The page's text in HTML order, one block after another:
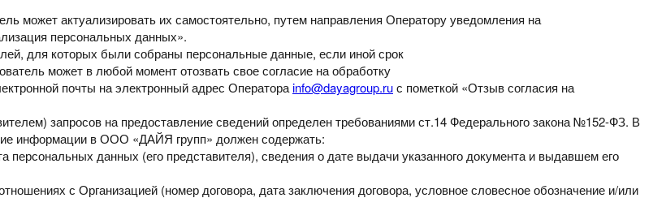
может актуализировать их самостоятельно, путем направления Операторууведомления на
персональных данных».
для которых были собраны персональные данные, если иной срок
может в любой момент отозвать свое согласие на обработку
почты на электронныйадрес Оператораinfo@dayagroup.ruс пометкой «Отзывсогласия на
запросов на предоставление сведений определен требованиямист.14 Федерального закона №152-ФЗ. В
информации в ООО «ДАЙЯ групп» долженсодержать:
персональных данных (его представителя), сведения о дате выдачи указанного документа и выдавшем его
с Организацией (номер договора, дата заключения договора, условное словесное обозначение и/или